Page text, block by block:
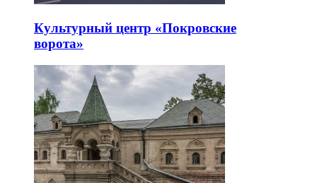
Культурный центр «Покровские
ворота»